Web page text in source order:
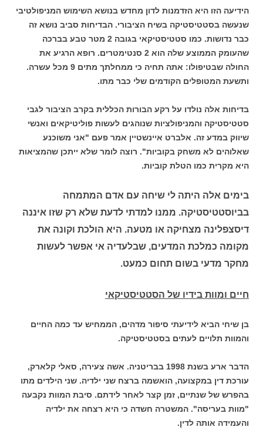
הידיעה הזו היא הזדמנות לדון מחדש בנושא השימוש המניפולטיבי
שנעשה בסטטיסטיקה בשיח הציבורי. הבדיחות סביב נושא זה
כבר נדושות. כמו סטטיסטיקאי בגובה 2 מטר טבע בברכה
שהעומק הממוצע שלה הוא 2 סנטימטרים. רופא הרגיע את
החולה שבטיפולו: אתה תחיה כי ממחלתך מתים 9 מכל עשרה.
ותשעת המטופלים הקודמים שלי כבר מתו.
בדיחות אלה נולדו על רקע הבורות הכללית בקרב הציבור לגבי
סטטיסטיקה והמניפולציות שנוהגים לעשות פוליטיקאים ואנשי
שיווק במדע זה. אלברט איינשטיין אמר פעם "אני משוכנע
שאלוהים לא משחק בקוביות". רוצה לומר שלא ייתכן שהמציאות
היא מקרית כמו הטלת קוביות.
בימים אלה היתה לי שיחה עם אדם המתמחה
בביוסטטיסטיקה. ממנו למדתי לדעת שלא רק שזו איננה
דיסצפלינה מצחיקה או מטעה. היא הולכת וקונה את
מקומה כמלכת המדעים, שבלעדיה אי אפשר לעשות
מחקר מדעי בשום תחום כמעט.
חיים ומוות בידיו של הסטטיסטיקאי
בן שיחי הביא לידיעתי סיפור מדהים, הממחיש עד כמה החיים
והמוות תלויים לעתים בסטטיסטיקה.
הדבר ארע בשנת 1998 בבריטניה. אשה צעירה, סאלי קלארק,
עורכת דין במקצועה, הואשמה ברצח שני ילדיה. שני הילדים מתו
בהפרש של שנתיים, זמן קצר לאחר לידתם. סיבת המוות נקבעה
"מוות בעריסה". המשטרה חשדה כי היא רצחה את ילדיה
והעמידה אותה לדין.